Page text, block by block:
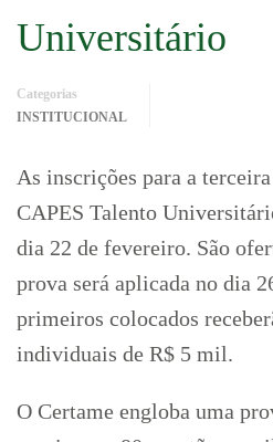
Universitário
Categorias
INSTITUCIONAL
As inscrições para a
CAPES Talento
dia 22 de fevereiro. São
prova será aplicada no dia
primeiros colocados
individuais de R$ 5 mil.
O Certame engloba uma